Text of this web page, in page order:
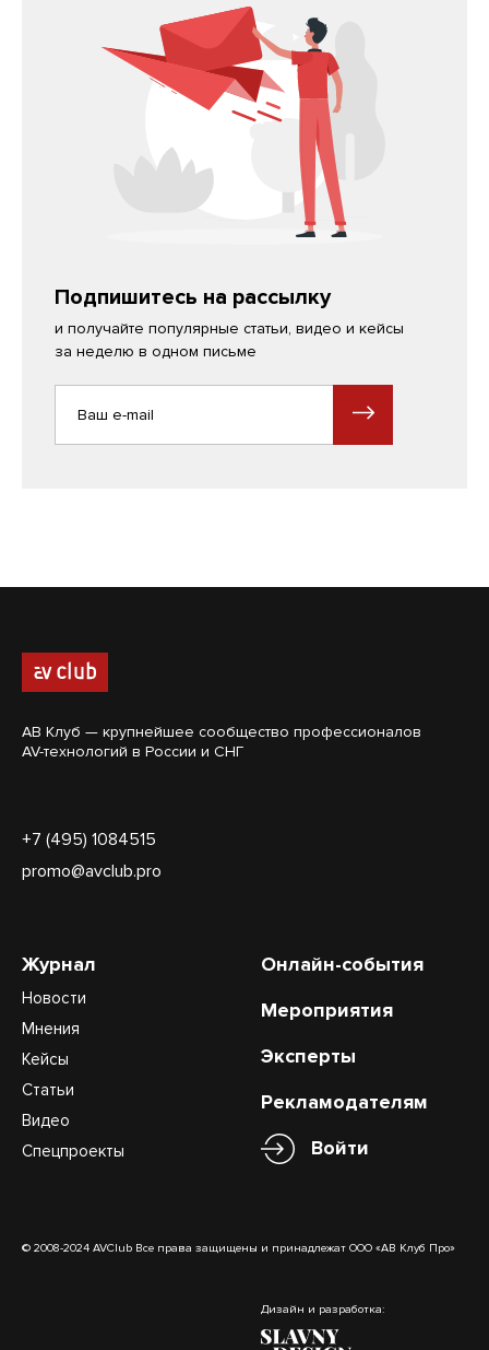
Подпишитесь на рассылку
и получайте популярные статьи, видео и кейсы
за неделю в одном письме
АВ Клуб — крупнейшее сообщество профессионалов
AV-технологий в России и СНГ
+7 (495) 1084515
promo@avclub.pro
Журнал
Новости
Мнения
Кейсы
Статьи
Видео
Спецпроекты
Онлайн-события
Мероприятия
Эксперты
Рекламодателям
Войти
© 2008-2024 AVClub Все права защищены и принадлежат ООО «АВ Клуб Про»
Дизайн и разработка: